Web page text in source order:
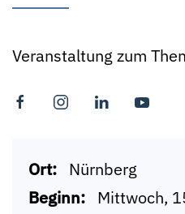
Veranstaltung zum
Ort: Nürnberg
Beginn: Mittwoch,